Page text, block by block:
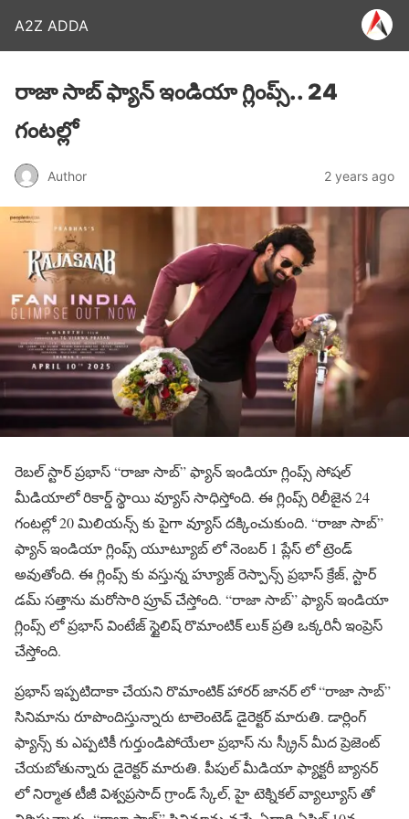
A2Z ADDA
రాజా సాబ్ ఫ్యాన్ ఇండియా గ్లింప్స్.. 24
గంటల్లో
Author 2 years ago
రెబల్ స్టార్ ప్రభాస్ “రాజా సాబ్” ఫ్యాన్ ఇండియా గ్లింప్స్ సోషల్
మీడియాలో రికార్డ్ స్థాయి వ్యూస్ సాధిస్తోంది. ఈ గ్లింప్స్ రిలీజైన 24
గంటల్లో 20 మిలియన్స్ కు పైగా వ్యూస్ దక్కించుకుంది. “రాజా సాబ్”
ఫ్యాన్ ఇండియా గ్లింప్స్ యూట్యూబ్ లో నెంబర్ 1 ప్లేస్ లో ట్రెండ్
అవుతోంది. ఈ గ్లింప్స్ కు వస్తున్న హ్యూజ్ రెస్పాన్స్ ప్రభాస్ క్రేజ్, స్టార్
డమ్ సత్తాను మరోసారి ప్రూవ్ చేస్తోంది. “రాజా సాబ్” ఫ్యాన్ ఇండియా
గ్లింప్స్ లో ప్రభాస్ వింటేజ్ స్టైలిష్ రొమాంటిక్ లుక్ ప్రతి ఒక్కరినీ ఇంప్రెస్
చేస్తోంది.
ప్రభాస్ ఇప్పటిదాకా చేయని రొమాంటిక్ హారర్ జానర్ లో “రాజా సాబ్”
సినిమాను రూపొందిస్తున్నారు టాలెంటెడ్ డైరెక్టర్ మారుతి. డార్లింగ్
ఫ్యాన్స్ కు ఎప్పటికీ గుర్తుండిపోయేలా ప్రభాస్ ను స్క్రీన్ మీద ప్రెజెంట్
చేయబోతున్నారు డైరెక్టర్ మారుతి. పీపుల్ మీడియా ఫ్యాక్టరీ బ్యానర్
లో నిర్మాత టీజీ విశ్వప్రసాద్ గ్రాండ్ స్కేల్, హై టెక్నికల్ వ్యాల్యూస్ తో